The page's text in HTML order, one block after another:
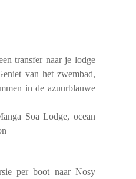
transfer naar je lodge
van het zwembad,
in de azuurblauwe
Soa Lodge, ocean
per boot naar Nosy